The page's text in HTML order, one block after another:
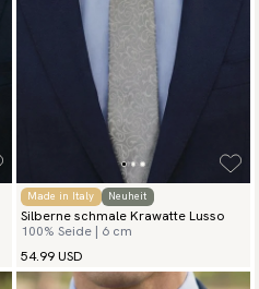
Made in Italy Neuheit
Silberne schmale Krawatte Lusso
100% Seide | 6 cm
54.99 USD